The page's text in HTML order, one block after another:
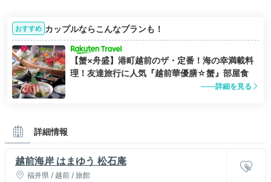
おすすめ カップルならこんなプランも！
【蟹×舟盛】港町越前のザ・定番！海の幸満載料
理！友達旅行に人気『越前華優膳☆蟹』部屋食
詳細を見る
詳細情報
越前海岸 はまゆう 松石庵
福井県 / 越前 / 旅館